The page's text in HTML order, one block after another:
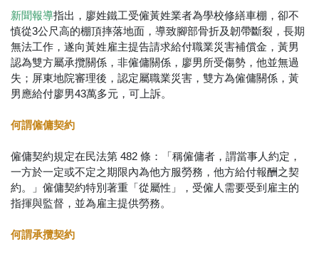
新聞報導指出，廖姓鐵工受僱黃姓業者為學校修繕車棚，卻不
慎從3公尺高的棚頂摔落地面，導致腳部骨折及韌帶斷裂，長期
無法工作，遂向黃姓雇主提告請求給付職業災害補償金，黃男
認為雙方屬承攬關係，非僱傭關係，廖男所受傷勢，他並無過
失；屏東地院審理後，認定屬職業災害，雙方為僱傭關係，黃
男應給付廖男43萬多元，可上訴。
何謂僱傭契約
僱傭契約規定在民法第 482 條：「稱僱傭者，謂當事人約定，
一方於一定或不定之期限內為他方服勞務，他方給付報酬之契
約。」僱傭契約特別著重「從屬性」，受僱人需要受到雇主的
指揮與監督，並為雇主提供勞務。
何謂承攬契約